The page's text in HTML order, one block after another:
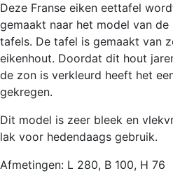
Op
voorraad
-
H035
aantal
Deze Franse eiken eettafel
gemaakt naar het model van
tafels. De tafel is gemaakt van
eikenhout. Doordat dit hout
de zon is verkleurd heeft het
gekregen.
Dit model is zeer bleek en
lak voor hedendaags gebruik.
Afmetingen: L 280, B 100, H 76